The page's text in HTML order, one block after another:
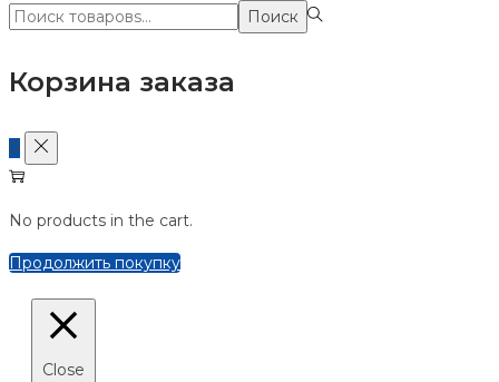
Поиск:>
Поиск
Корзина заказа
0
No products in the cart.
Продолжить покупку
Close